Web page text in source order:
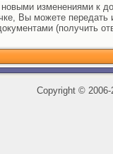
изменениями к
Вы можете передать
(получить
Copyright ©